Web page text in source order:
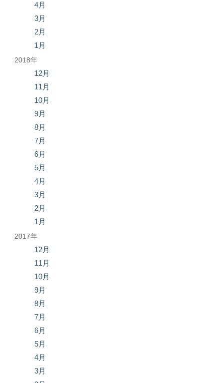
4月
3月
2月
1月
2018年
12月
11月
10月
9月
8月
7月
6月
5月
4月
3月
2月
1月
2017年
12月
11月
10月
9月
8月
7月
6月
5月
4月
3月